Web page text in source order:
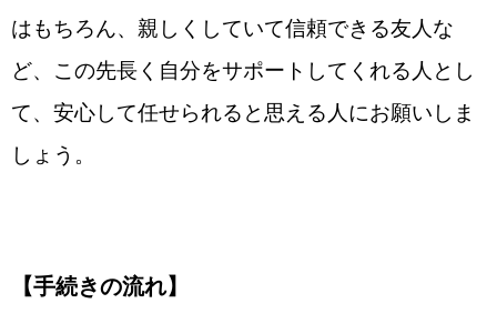
はもちろん、親しくしていて信頼できる友人な
ど、この先長く自分をサポートしてくれる人とし
て、安心して任せられると思える人にお願いしま
しょう。
【手続きの流れ】